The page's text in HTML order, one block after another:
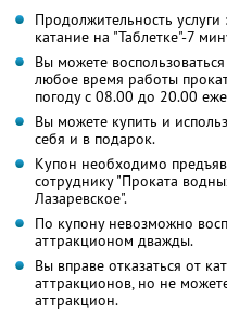
Продолжительность
катание на "Таблетке"-7
Вы можете
любое время работы
погоду с 08.00 до 20.00
Вы можете купить и
себя и в подарок.
Купон необходимо
сотруднику "Проката
Лазаревское".
По купону невозможно
аттракционом дважды.
Вы вправе отказаться от
аттракционов, но не
аттракцион.